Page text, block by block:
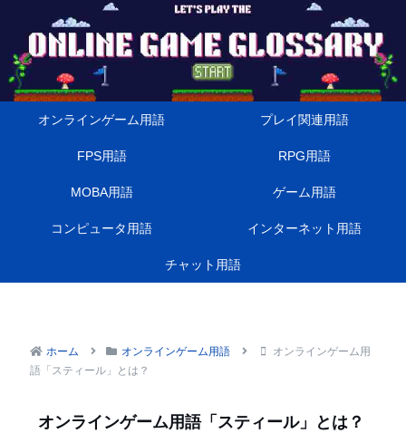
オンラインゲーム用語 プレイ関連用語
FPS用語 RPG用語
MOBA用語 ゲーム用語
コンピュータ用語 インターネット用語
チャット用語
ホーム オンラインゲーム用語
オンラインゲーム用
語「スティール」とは？
オンラインゲーム用語「スティール」とは？